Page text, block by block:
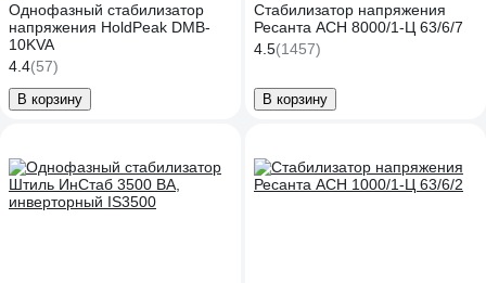
Однофазный стабилизатор
напряжения HoldPeak DMB-
10KVA
4.4(57)
В корзину
Стабилизатор напряжения
Ресанта АСН 8000/1-Ц 63/6/7
4.5(1457)
В корзину